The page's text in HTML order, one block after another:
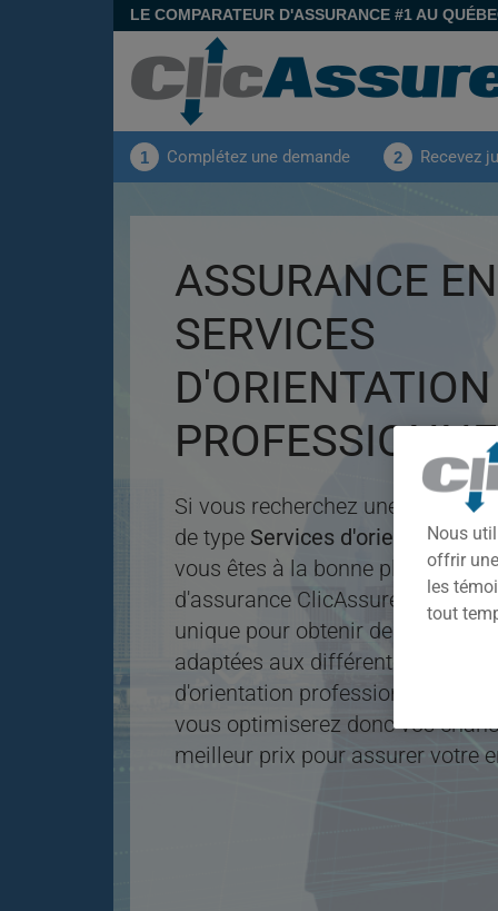
LE COMPARATEUR D'ASSURANCE #1 AU
1 Complétez une demande 2 Recevez
ASSURANCE
SERVICES
D'ORIENTATION
Si vous recherchez une
de type Services d'orientation
vous êtes à la bonne place
d'assurance ClicAssure, vous
unique pour obtenir des
adaptées aux différentes
d'orientation
vous optimiserez donc vos
meilleur prix pour assurer votre
Nous
offrir
les
tout